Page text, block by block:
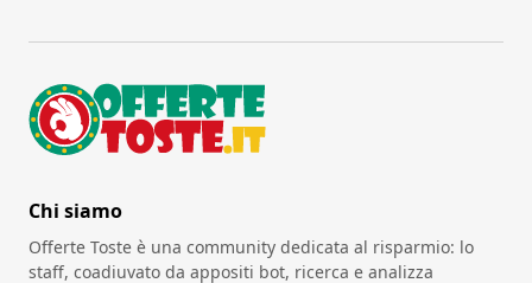
Chi siamo
Offerte Toste è una community dedicata al risparmio: lo
staff, coadiuvato da appositi bot, ricerca e analizza